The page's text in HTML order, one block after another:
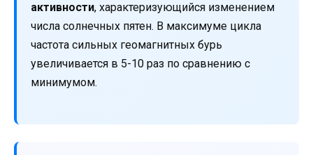
активности, характеризующийся изменением
числа солнечных пятен. В максимуме цикла
частота сильных геомагнитных бурь
увеличивается в 5-10 раз по сравнению с
минимумом.